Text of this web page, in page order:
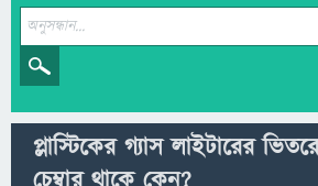
প্লাস্টিকের গ্যাস লাইটারের